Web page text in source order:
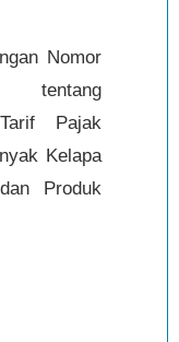
Nomor
Pajak
Kelapa
Produk